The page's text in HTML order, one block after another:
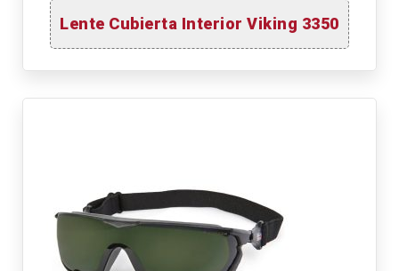
Lente Cubierta Interior Viking 3350